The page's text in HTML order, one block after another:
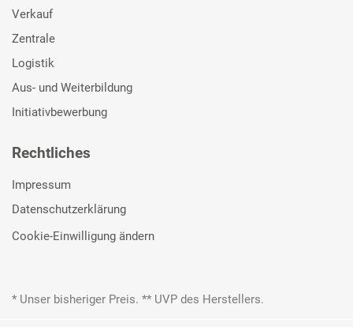
Verkauf
Zentrale
Logistik
Aus- und Weiterbildung
Initiativbewerbung
Rechtliches
Impressum
Datenschutzerklärung
Cookie-Einwilligung ändern
* Unser bisheriger Preis. ** UVP des Herstellers.